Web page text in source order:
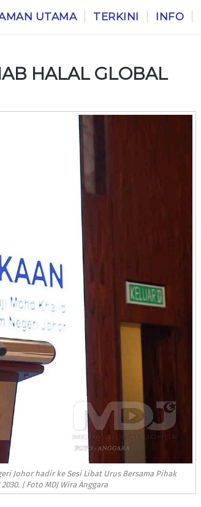
UTAMA TERKINI INFO
HALAL GLOBAL
Johor hadir ke Sesi Libat Urus Bersama Pihak
| Foto MDJ Wira Anggara